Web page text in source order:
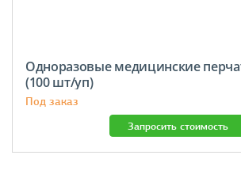
Одноразовые медицинские
(100 шт/уп)
Под заказ
Запросить стоимость